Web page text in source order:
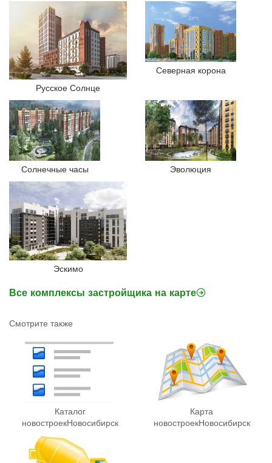
Русское Солнце
Северная корона
Солнечные часы Эволюция
Эскимо
Все комплексы застройщика на карте
Смотрите также
Каталог
новостроекНовосибирск
Карта
новостроекНовосибирск